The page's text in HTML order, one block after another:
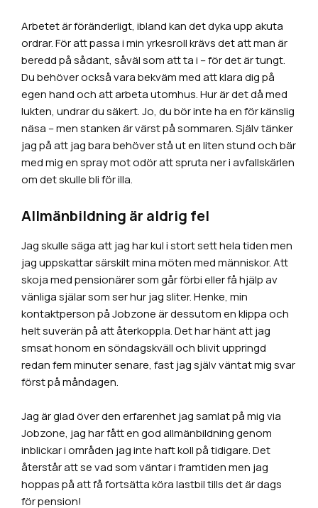
Arbetet är föränderligt, ibland kan det dyka upp akuta
ordrar. För att passa i min yrkesroll krävs det att man är
beredd på sådant, såväl som att ta i – för det är tungt.
Du behöver också vara bekväm med att klara dig på
egen hand och att arbeta utomhus. Hur är det då med
lukten, undrar du säkert. Jo, du bör inte ha en för känslig
näsa – men stanken är värst på sommaren. Själv tänker
jag på att jag bara behöver stå ut en liten stund och bär
med mig en spray mot odör att spruta ner i avfallskärlen
om det skulle bli för illa.
Allmänbildning är aldrig fel
Jag skulle säga att jag har kul i stort sett hela tiden men
jag uppskattar särskilt mina möten med människor. Att
skoja med pensionärer som går förbi eller få hjälp av
vänliga själar som ser hur jag sliter. Henke, min
kontaktperson på Jobzone är dessutom en klippa och
helt suverän på att återkoppla. Det har hänt att jag
smsat honom en söndagskväll och blivit uppringd
redan fem minuter senare, fast jag själv väntat mig svar
först på måndagen.
Jag är glad över den erfarenhet jag samlat på mig via
Jobzone, jag har fått en god allmänbildning genom
inblickar i områden jag inte haft koll på tidigare. Det
återstår att se vad som väntar i framtiden men jag
hoppas på att få fortsätta köra lastbil tills det är dags
för pension!